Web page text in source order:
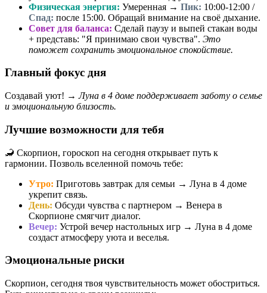
Физическая энергия: Умеренная → Пик: 10:00-12:00 /
Спад: после 15:00. Обращай внимание на своё дыхание.
Совет для баланса: Сделай паузу и выпей стакан воды
+ представь: "Я принимаю свои чувства". Это
поможет сохранить эмоциональное спокойствие.
Главный фокус дня
Создавай уют! →Луна в 4 доме поддерживает заботу о семье
и эмоциональную близость.
Лучшие возможности для тебя
🦂 Скорпион, гороскоп на сегодня открывает путь к
гармонии. Позволь вселенной помочь тебе:
Утро: Приготовь завтрак для семьи → Луна в 4 доме
укрепит связь.
День: Обсуди чувства с партнером → Венера в
Скорпионе смягчит диалог.
Вечер: Устрой вечер настольных игр → Луна в 4 доме
создаст атмосферу уюта и веселья.
Эмоциональные риски
Скорпион, сегодня твоя чувствительность может обостриться.